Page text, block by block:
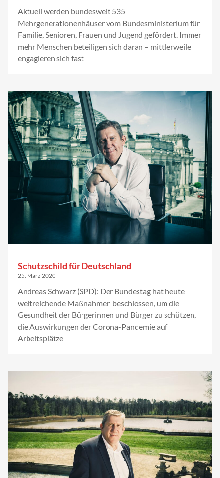
Aktuell werden bundesweit 535
Mehrgenerationenhäuser vom Bundesministerium für
Familie, Senioren, Frauen und Jugend gefördert. Immer
mehr Menschen beteiligen sich daran – mittlerweile
engagieren sich fast
Schutzschild für Deutschland
25. März 2020
Andreas Schwarz (SPD): Der Bundestag hat heute
weitreichende Maßnahmen beschlossen, um die
Gesundheit der Bürgerinnen und Bürger zu schützen,
die Auswirkungen der Corona-Pandemie auf
Arbeitsplätze